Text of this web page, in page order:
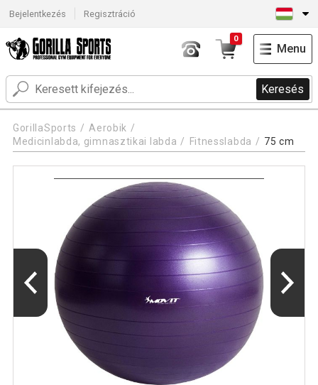
Bejelentkezés Regisztráció
Keresés
0
Menu
GorillaSports
Aerobik
Medicinlabda, gimnasztikai labda
Fitnesslabda 75 cm